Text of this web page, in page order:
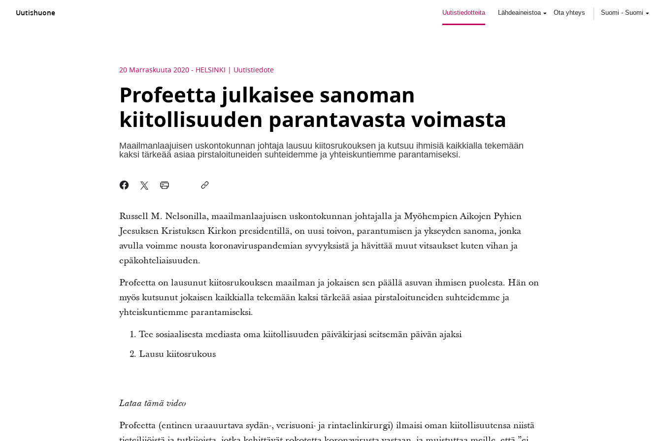
Uutishuone Uutistiedotteita Lähdeaineistoa Ota yhteys Suomi - Suomi
20 Marraskuuta 2020 - HELSINKI Uutistiedote
Profeetta julkaisee sanoman
kiitollisuuden parantavasta voimasta
Maailmanlaajuisen uskontokunnan johtaja lausuu kiitosrukouksen ja kutsuu ihmisiä kaikkialla tekemään
kaksi tärkeää asiaa pirstaloituneiden suhteidemme ja yhteiskuntiemme parantamiseksi.
Russell M. Nelsonilla, maailmanlaajuisen uskontokunnan johtajalla ja Myöhempien Aikojen Pyhien
Jeesuksen Kristuksen Kirkon presidentillä, on uusi toivon, parantumisen ja ykseyden sanoma, jonka
avulla voimme nousta koronaviruspandemian syvyyksistä ja hävittää muut vitsaukset kuten vihan ja
epäkohteliaisuuden.
Profeetta on lausunut kiitosrukouksen maailman ja jokaisen sen päällä asuvan ihmisen puolesta. Hän on
myös kutsunut jokaisen kaikkialla tekemään kaksi tärkeää asiaa pirstaloituneiden suhteidemme ja
yhteiskuntiemme parantamiseksi.
Tee sosiaalisesta mediasta oma kiitollisuuden päiväkirjasi seitsemän päivän ajaksi
Lausu kiitosrukous
Lataa tämä video
Profeetta (entinen uraauurtava sydän-, verisuoni- ja rintaelinkirurgi) ilmaisi oman kiitollisuutensa niistä